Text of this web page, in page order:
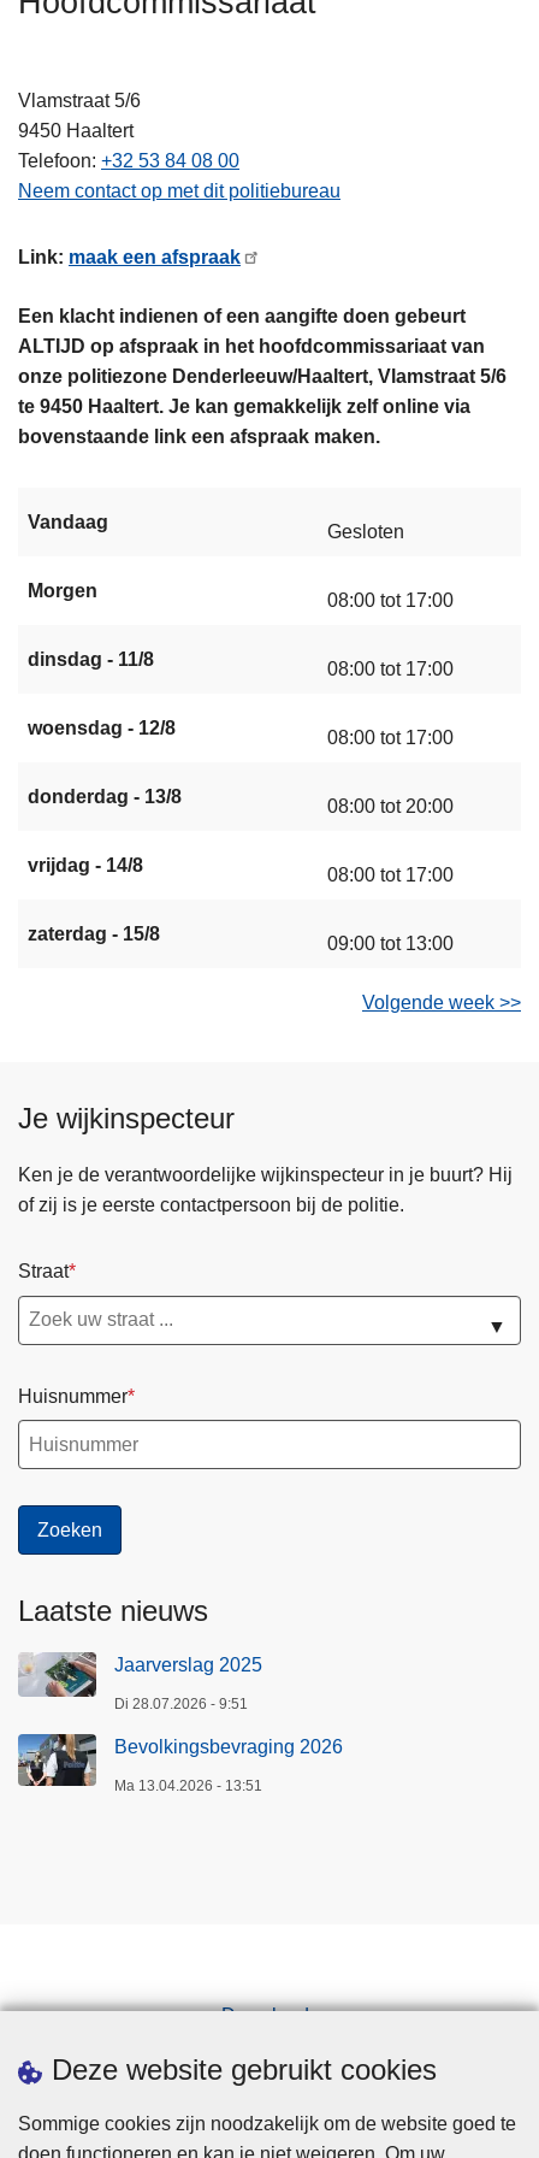
Deze website gebruikt cookies
Sommige cookies zijn noodzakelijk om de website goed te
doen functioneren en kan je niet weigeren. Om uw
Vlamstraat 5/6
9450 Haaltert
Telefoon +32 53 84 08 00
Neem contact op met dit politiebureau
Link: maak een afspraak
Een klacht indienen of een aangifte doen gebeurt
ALTIJD op afspraak in het hoofdcommissariaat van
onze politiezone Denderleeuw/Haaltert, Vlamstraat 5/6
te 9450 Haaltert. Je kan gemakkelijk zelf online via
bovenstaande link een afspraak maken.
Vandaag Gesloten
Morgen 08:00 tot 17:00
dinsdag - 11/8 08:00 tot 17:00
woensdag - 12/8 08:00 tot 17:00
donderdag - 13/8 08:00 tot 20:00
vrijdag - 14/8 08:00 tot 17:00
zaterdag - 15/8 09:00 tot 13:00
Volgende week >>
Je wijkinspecteur
Ken je de verantwoordelijke wijkinspecteur in je buurt? Hij
of zij is je eerste contactpersoon bij de politie.
Straat
▼
Huisnummer
Laatste nieuws
Jaarverslag 2025
Di 28.07.2026 - 9:51
Bevolkingsbevraging 2026
Ma 13.04.2026 - 13:51
Downloads
Pers